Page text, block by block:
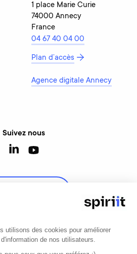
1 place Marie Curie
74000 Annecy
France
04 67 40 04 00
Plan d’accès
Agence digitale Annecy
Suivez nous
utilisons des cookies pour améliorer
de nos utilisateurs.